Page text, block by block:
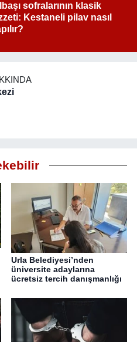
sofralarının klasik
Kestaneli pilav nasıl
Urla Belediyesi’nden
üniversite adaylarına
ücretsiz tercih danışmanlığı